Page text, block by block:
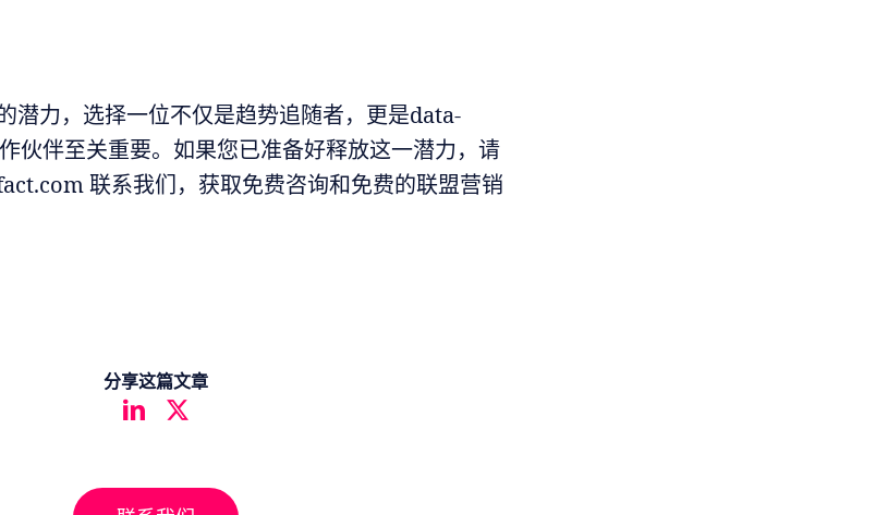
潜力，选择一位不仅是趋势追随者，更是data-
伙伴至关重要。如果您已准备好释放这一潜力，请
联系我们，获取免费咨询和免费的联盟营销
分享这篇文章